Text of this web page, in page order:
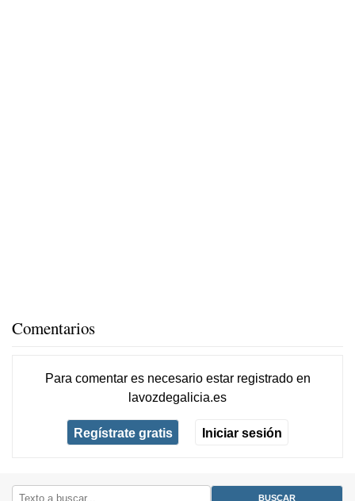
Comentarios
Para comentar es necesario estar registradoen
lavozdegalicia.es
Regístrate gratis Iniciar sesión